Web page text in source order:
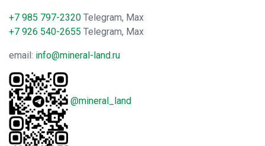
+7 985 797-2320 Telegram, Max
+7 926 540-2655 Telegram, Max
email: info@mineral-land.ru
@mineral_land